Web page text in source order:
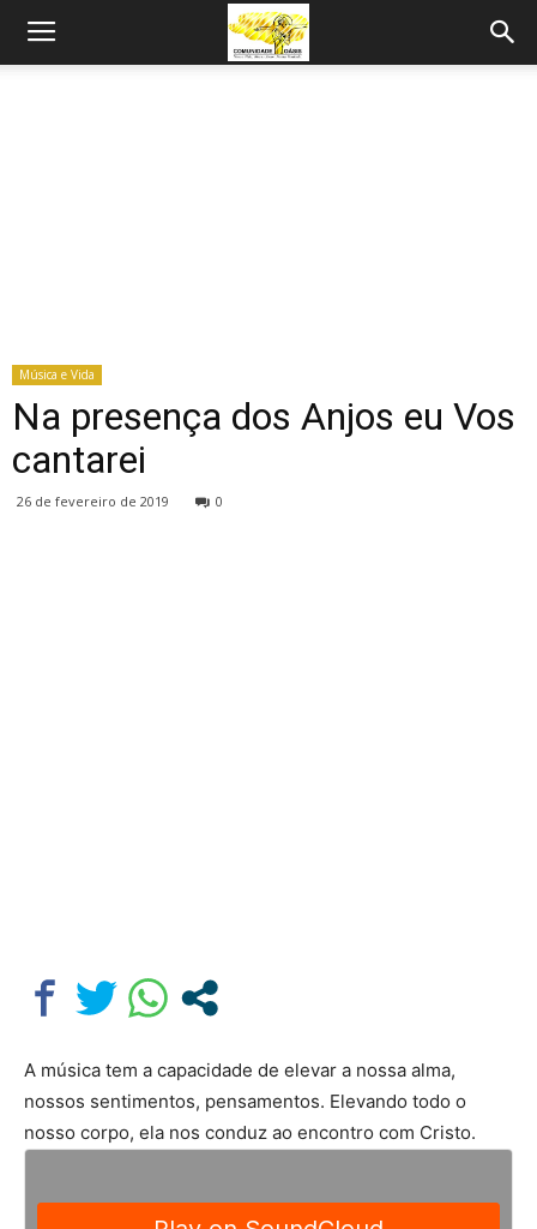
Música e Vida
Na presença dos Anjos eu Vos
cantarei
26 de fevereiro de 2019 0
A música tem a capacidade de elevar a nossa alma,
nossos sentimentos, pensamentos. Elevando todo o
nosso corpo, ela nos conduz ao encontro com Cristo.